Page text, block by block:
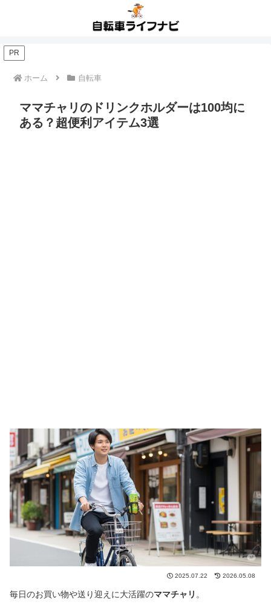
PR
ホーム 自転車
ママチャリのドリンクホルダーは100均に
ある？超便利アイテム3選
2025.07.22 2026.05.08
毎日のお買い物や送り迎えに大活躍のママチャリ 。